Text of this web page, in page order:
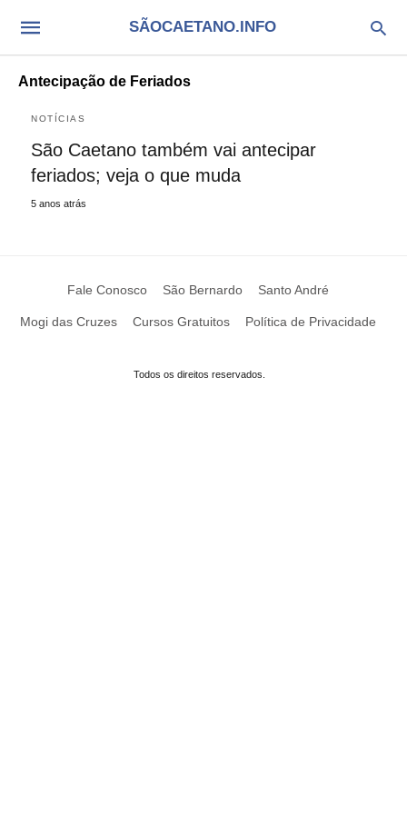
SÃOCAETANO.INFO
Antecipação de Feriados
NOTÍCIAS
São Caetano também vai antecipar
feriados; veja o que muda
5 anos atrás
Fale Conosco São Bernardo Santo André
Mogi das Cruzes Cursos Gratuitos Política de Privacidade
Todos os direitos reservados.